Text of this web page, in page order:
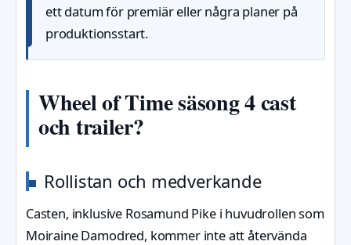
ett datum för premiär eller några planer på
produktionsstart.
Wheel of Time säsong 4 cast
och trailer?
Rollistan och medverkande
Casten, inklusive Rosamund Pike i huvudrollen som
Moiraine Damodred, kommer inte att återvända